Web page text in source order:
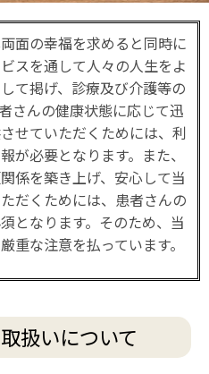
面の幸福を求めると同時に
スを通して人々の人生をよ
て掲げ、診療及び介護等の
さんの健康状態に応じて迅
せていただくためには、利
が必要となります。また、
係を築き上げ、安心して当
だくためには、患者さんの
となります。そのため、当
重な注意を払っています。
扱いについて